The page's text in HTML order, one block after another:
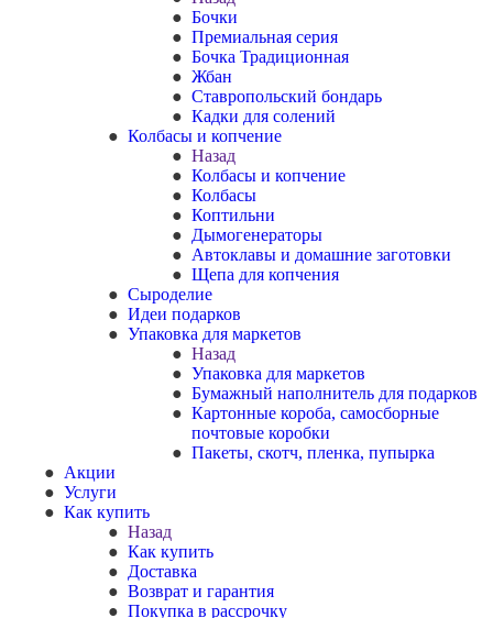
Бочки
Премиальная серия
Бочка Традиционная
Жбан
Ставропольский бондарь
Кадки для солений
Колбасы и копчение
Назад
Колбасы и копчение
Колбасы
Коптильни
Дымогенераторы
Автоклавы и домашние заготовки
Щепа для копчения
Сыроделие
Идеи подарков
Упаковка для маркетов
Назад
Упаковка для маркетов
Бумажный наполнитель для подарков
Картонные короба, самосборные
почтовые коробки
Пакеты, скотч, пленка, пупырка
Акции
Услуги
Как купить
Назад
Как купить
Доставка
Возврат и гарантия
Покупка в рассрочку